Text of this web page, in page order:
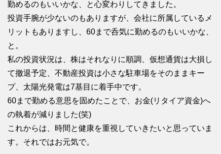
勤めるのもいいかな、と心変わりしてきました。
投資手腕が少ないのもありますが、会社に所属しているメ
リットもありますし、60まで呑気に勤めるのもいいかな、
と。
私の投資状況は、株はそれなりに順調、仮想通貨は大損し
て撤退予定、不動産投資は小さな駐車場をそのままキー
プ、太陽光発電は7基目に着手中です。
60まで勤める意思を固めたことで、お金(リタイア資金)へ
の執着が減りました(笑)
これからは、時間と健康を重視していきたいと思っていま
す。それではお元気で。